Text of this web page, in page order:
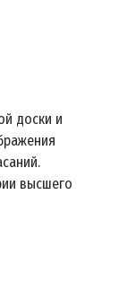
доски и
высшего